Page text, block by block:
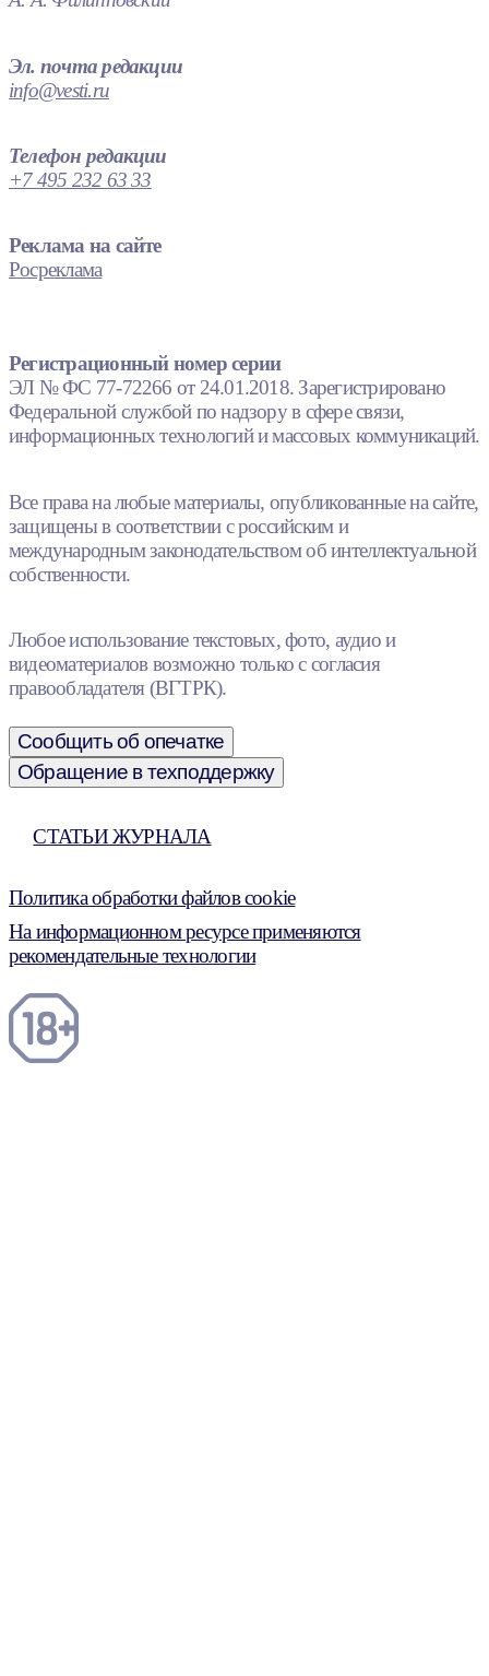
Эл. почта редакции
info@vesti.ru
Телефон редакции
+7 495 232 63 33
Реклама на сайте
Росреклама
Регистрационный номер серии
ЭЛ № ФС 77-72266 от 24.01.2018. Зарегистрировано
Федеральной службой по надзору в сфере связи,
информационных технологий и массовых коммуникаций.
Все права на любые материалы, опубликованные на сайте,
защищены в соответствии с российским и
международным законодательством об интеллектуальной
собственности.
Любое использование текстовых, фото, аудио и
видеоматериалов возможно только с согласия
правообладателя (ВГТРК).
Сообщить об опечатке
Обращение в техподдержку
СТАТЬИ ЖУРНАЛА
Политика обработки файлов cookie
На информационном ресурсе применяются
рекомендательные технологии